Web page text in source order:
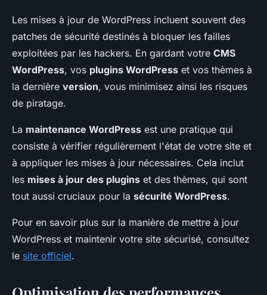
Les mises à jour de WordPress incluent souvent des
patches de sécurité destinés à bloquer les failles
exploitées par les hackers. En gardant votre CMS
WordPress, vos plugins WordPress et vos thèmes à
la dernière version, vous minimisez ainsi les risques
de piratage.
La maintenance WordPress est une pratique qui
consiste à vérifier régulièrement l'état de votre site et
à appliquer les mises à jour nécessaires. Cela inclut
les mises à jour des plugins et des thèmes, qui sont
tout aussi cruciaux pour la sécurité WordPress.
Pour en savoir plus sur la manière de mettre à jour
WordPress et maintenir votre site sécurisé, consultez
le site officiel.